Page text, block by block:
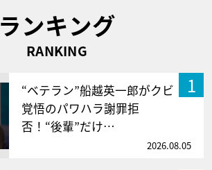
ランキング
RANKING
1
“ベテラン”船越英一郎がクビ
覚悟のパワハラ謝罪拒
否！“後輩”だけ…
2026.08.05